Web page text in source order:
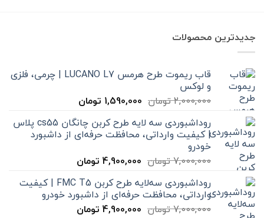
جدیدترین محصولات
قاب ریموت طرح هرمس LUCANO L7 | چرمی، فلزی
و لوکس
2,000,000تومان قیمت
2,000,000 تومان
بود.
1,590,000 تومانقیمت
1,590,000 تومان
است.
روداشبوردی سه‌ لایه طرح کربن چانگان cs55 پلاس
| کیفیت وارداتی، محافظت حرفه‌ای از داشبورد
خودرو
7,000,000تومان قیمت
7,000,000 تومان
بود.
4,900,000 تومانقیمت
4,900,000 تومان
است.
روداشبوردی سه‌لایه طرح کربن FMC T5 | کیفیت
وارداتی، محافظت حرفه‌ای از داشبورد خودرو
7,000,000تومان قیمت
4,900,000 تومانقیمت